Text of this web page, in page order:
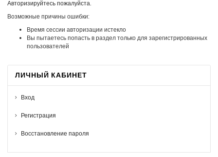
Авторизируйтесь пожалуйста.
Возможные причины ошибки:
Время сессии авторизации истекло
Вы пытаетесь попасть в раздел только для зарегистрированных
пользователей
ЛИЧНЫЙ КАБИНЕТ
Вход
Регистрация
Восстановление пароля